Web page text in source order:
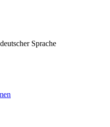
Sprache